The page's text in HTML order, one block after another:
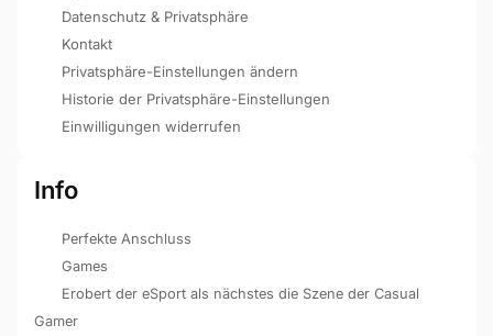
Datenschutz & Privatsphäre
Kontakt
Privatsphäre-Einstellungen ändern
Historie der Privatsphäre-Einstellungen
Einwilligungen widerrufen
Info
Perfekte Anschluss
Games
Erobert der eSport als nächstes die Szene der Casual
Gamer